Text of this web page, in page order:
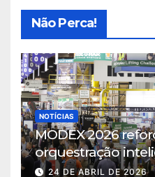
Não Perca!
NOTÍCIAS
MODEX 2026
orquestração
intralogística
24 DE ABRIL DE 2026